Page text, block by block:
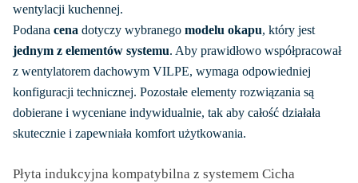
od
5
094,66 zł
do
5
693,67 zł
wentylacji kuchennej.
Podana cena dotyczy wybranego modelu okapu, który jest
jednym z elementów systemu. Aby prawidłowo współpracował
z wentylatorem dachowym VILPE, wymaga odpowiedniej
konfiguracji technicznej. Pozostałe elementy rozwiązania są
dobierane i wyceniane indywidualnie, tak aby całość działała
skutecznie i zapewniała komfort użytkowania.
Płyta indukcyjna kompatybilna z systemem Cicha